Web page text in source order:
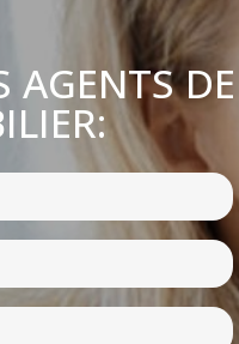
AGENTS DE